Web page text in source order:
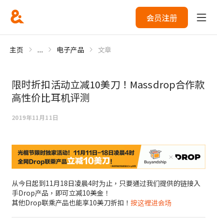
会员注册
主页 ... 电子产品 文章
限时折扣活动立减10美刀！Massdrop合作款
高性价比耳机评测
2019年11月11日
从今日起到11月18日凌晨4时为止，只要通过我们提供的链接入
手Drop产品，即可立减10美金！
其他Drop联乘产品也能享10美刀折扣！ 按这裡进会场